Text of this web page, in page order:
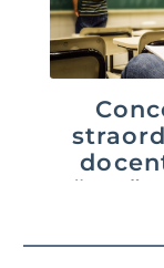
“Ter”